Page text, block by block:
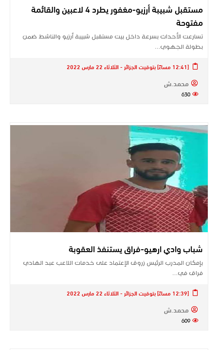
مستقبل شبيبة أرزيو-مغفور يطرد 4 لاعبين والقائمة
مفتوحة
تسارعت الأحداث بسرعة داخل بيت مستقبل شبيبة أرزيو والناشط ضمن
بطولة الجهوي…
[12:41 مساءً] بتوقيت الجزائر - الثلاثاء 22 مارس 2022
محمد.ش
630
شباب وادي ارهيو-فراق يستنفذ العقوبة
بإمكان المدرب الرئيس زروق الإعتماد على خدمات اللاعب عبد الهادي
فراق في…
[12:39 مساءً] بتوقيت الجزائر - الثلاثاء 22 مارس 2022
محمد.ش
609